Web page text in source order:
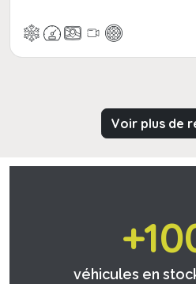
Voir plus de
véhicules en